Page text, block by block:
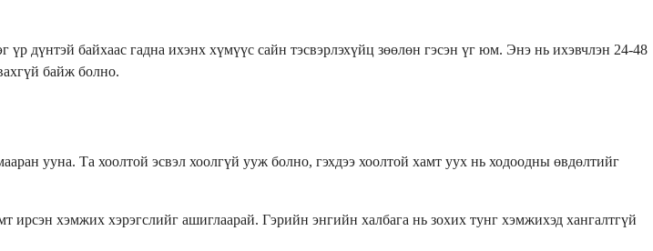
дүнтэй байхаас гадна ихэнх хүмүүс сайн тэсвэрлэхүйц зөөлөн гэсэн үг юм. Энэ нь ихэвчлэн 24-48
байж болно.
ууна. Та хоолтой эсвэл хоолгүй ууж болно, гэхдээ хоолтой хамт уух нь ходоодны өвдөлтийг
хэмжих хэрэгслийг ашиглаарай. Гэрийн энгийн халбага нь зохих тунг хэмжихэд хангалтгүй